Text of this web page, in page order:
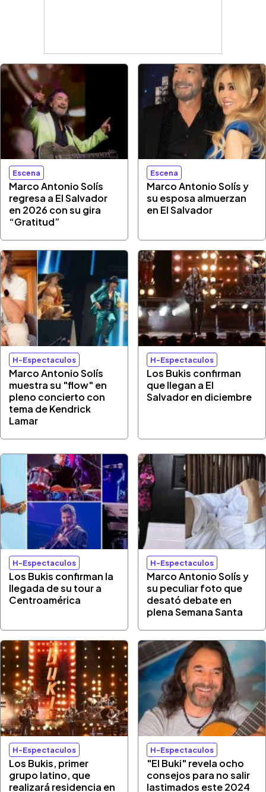
Escena
Marco Antonio Solís
regresa a El Salvador
en 2026 con su gira
“Gratitud”
Escena
Marco Antonio Solís y
su esposa almuerzan
en El Salvador
H-Espectaculos
Marco Antonio Solís
muestra su "flow" en
pleno concierto con
tema de Kendrick
Lamar
H-Espectaculos
Los Bukis confirman
que llegan a El
Salvador en diciembre
H-Espectaculos
Los Bukis confirman la
llegada de su tour a
Centroamérica
H-Espectaculos
Marco Antonio Solís y
su peculiar foto que
desató debate en
plena Semana Santa
H-Espectaculos
Los Bukis, primer
grupo latino, que
realizará residencia en
H-Espectaculos
"El Buki" revela ocho
consejos para no salir
lastimados este 2024